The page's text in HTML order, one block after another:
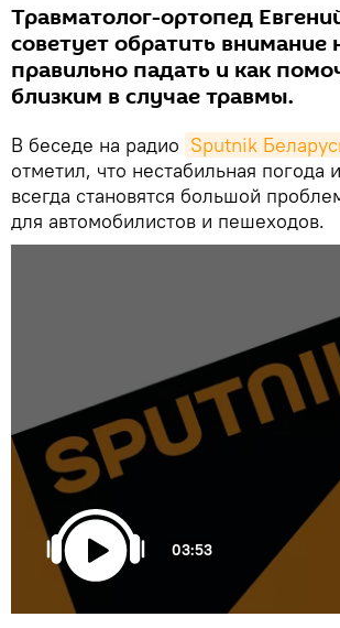
Травматолог-ортопед
советует обратить внимание
правильно падать и как
близким в случае травмы.
В беседе на радио Sputnik
отметил, что нестабильная погода
всегда становятся большой
для автомобилистов и пешеходов.
03:53